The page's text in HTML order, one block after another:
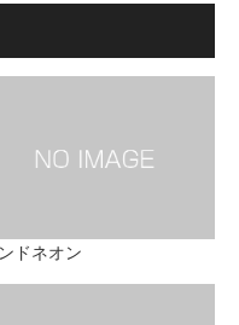
ドネオン